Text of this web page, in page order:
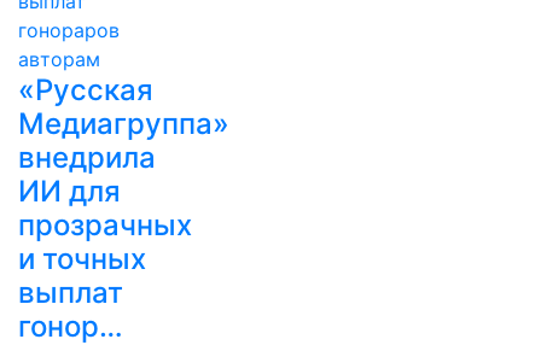
«Русская
Медиагруппа»
внедрила
ИИ для
прозрачных
и точных
выплат
гонор…